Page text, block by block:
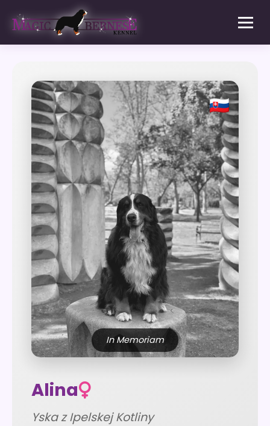
In Memoriam
Alina
Yska z Ipelskej Kotliny